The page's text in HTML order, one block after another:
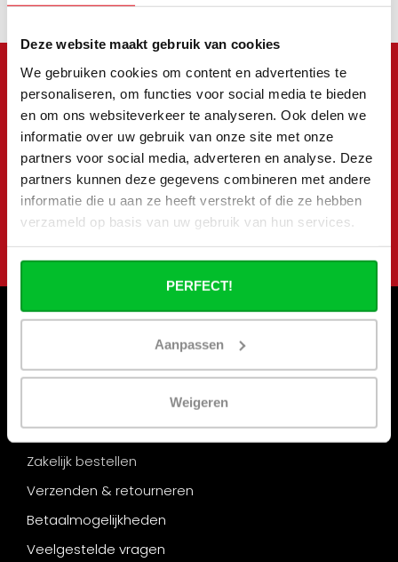
Deze website maakt gebruik van cookies
We gebruiken cookies om content en advertenties te
personaliseren, om functies voor social media te bieden
en om ons websiteverkeer te analyseren. Ook delen we
informatie over uw gebruik van onze site met onze
partners voor social media, adverteren en analyse. Deze
partners kunnen deze gegevens combineren met andere
informatie die u aan ze heeft verstrekt of die ze hebben
verzameld op basis van uw gebruik van hun services.
PERFECT!
Aanpassen
Weigeren
Meld je aan voor onze
nieuwsbrief
Blijf op de hoogte van onze laatste acties en
aanbiedingen
Abonneer
Bouwvakantie
Onze winkels
Zakelijk bestellen
Verzenden & retourneren
Betaalmogelijkheden
Veelgestelde vragen